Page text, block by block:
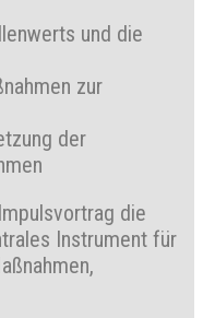
und die
zur
der
die
Instrument für